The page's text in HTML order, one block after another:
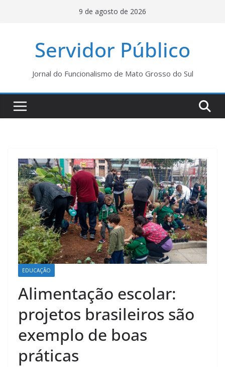
9 de agosto de 2026
Servidor Público
Jornal do Funcionalismo de Mato Grosso do Sul
EDUCAÇÃO
Alimentação escolar:
projetos brasileiros são
exemplo de boas
práticas